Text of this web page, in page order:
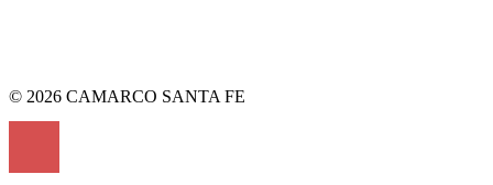
© 2026 CAMARCO SANTA FE